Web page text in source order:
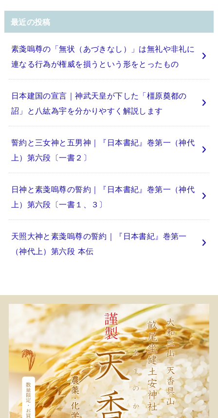
最近の投稿
素戔嗚尊の「無状（あづきなし）」は無礼や非礼に
連なる行為が権威を損うという形をとったもの
日本建国の宣言｜神武天皇が下した「橿原奠都の
詔」と八紘為宇を分かりやすく解説します
誓約と三女神と五男神｜『日本書紀』巻第一（神代
上）第六段〔一書２〕
日神と素戔嗚尊の誓約｜『日本書紀』巻第一（神代
上）第六段〔一書１、３〕
天照大神と素戔嗚尊の誓約｜『日本書紀』巻第一
（神代上）第六段 本伝